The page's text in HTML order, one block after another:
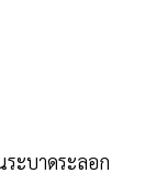
ระบาดระลอก